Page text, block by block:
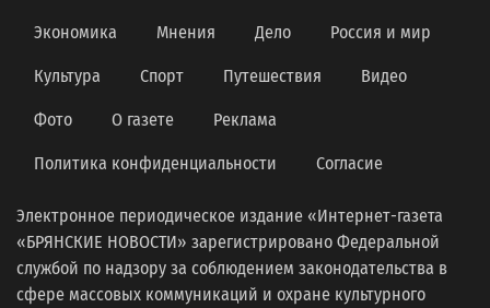
Экономика Мнения Дело Россия и мир
Культура Спорт Путешествия Видео
Фото О газете Реклама
Политика конфиденциальности Согласие
Электронное периодическое издание «Интернет-газета
«БРЯНСКИЕ НОВОСТИ» зарегистрировано Федеральной
службой по надзору за соблюдением законодательства в
сфере массовых коммуникаций и охране культурного